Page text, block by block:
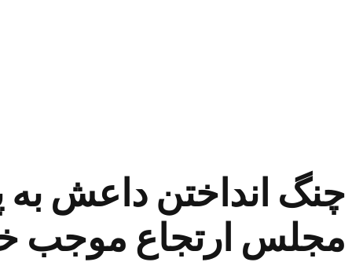
چنگ انداختن داعش به
مجلس ارتجاع موجب